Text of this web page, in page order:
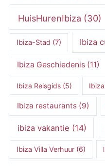
HuisHurenIbiza (30)
Ibiza-Stad (7) Ibiza
Ibiza Geschiedenis (11)
Ibiza Reisgids(5)
Ibiza restaurants(9)
ibiza vakantie (14)
Ibiza Villa Verhuur(6)